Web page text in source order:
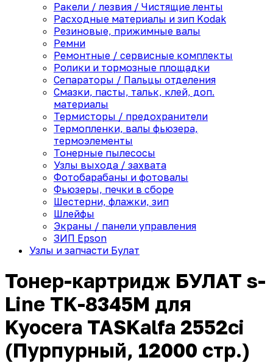
Ракели / лезвия / Чистящие ленты
Расходные материалы и зип Kodak
Резиновые, прижимные валы
Ремни
Ремонтные / сервисные комплекты
Ролики и тормозные площадки
Сепараторы / Пальцы отделения
Смазки, пасты, тальк, клей, доп.
материалы
Термисторы / предохранители
Термопленки, валы фьюзера,
термоэлементы
Тонерные пылесосы
Узлы выхода / захвата
Фотобарабаны и фотовалы
Фьюзеры, печки в сборе
Шестерни, флажки, зип
Шлейфы
Экраны / панели управления
ЗИП Epson
Узлы и запчасти Булат
Тонер-картридж БУЛАТ s-
Line TK-8345M для
Kyocera TASKalfa 2552ci
(Пурпурный, 12000 стр.)